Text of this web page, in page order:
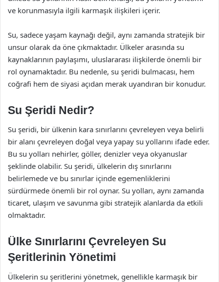
ve korunmasıyla ilgili karmaşık ilişkileri içerir.
Su, sadece yaşam kaynağı değil, aynı zamanda stratejik bir
unsur olarak da öne çıkmaktadır. Ülkeler arasında su
kaynaklarının paylaşımı, uluslararası ilişkilerde önemli bir
rol oynamaktadır. Bu nedenle, su şeridi bulmacası, hem
coğrafi hem de siyasi açıdan merak uyandıran bir konudur.
Su Şeridi Nedir?
Su şeridi, bir ülkenin kara sınırlarını çevreleyen veya belirli
bir alanı çevreleyen doğal veya yapay su yollarını ifade eder.
Bu su yolları nehirler, göller, denizler veya okyanuslar
şeklinde olabilir. Su şeridi, ülkelerin dış sınırlarını
belirlemede ve bu sınırlar içinde egemenliklerini
sürdürmede önemli bir rol oynar. Su yolları, aynı zamanda
ticaret, ulaşım ve savunma gibi stratejik alanlarda da etkili
olmaktadır.
Ülke Sınırlarını Çevreleyen Su
Şeritlerinin Yönetimi
Ülkelerin su şeritlerini yönetmek, genellikle karmaşık bir